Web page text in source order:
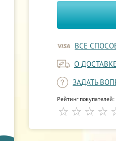
ВСЕ
О
ЗАДАТЬ
Рейтинг покупателей: